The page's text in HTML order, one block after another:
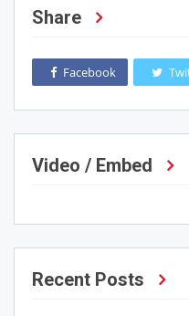
Share
Facebook
Video / Embed
Recent Posts